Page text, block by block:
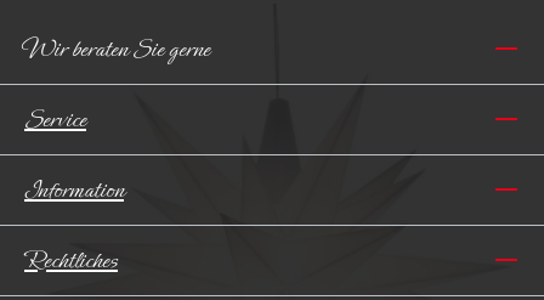
Wir beraten Sie gerne
Service
Information
Rechtliches